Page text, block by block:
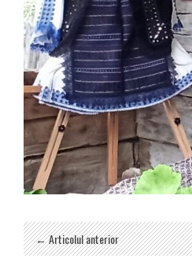
← Articolul anterior